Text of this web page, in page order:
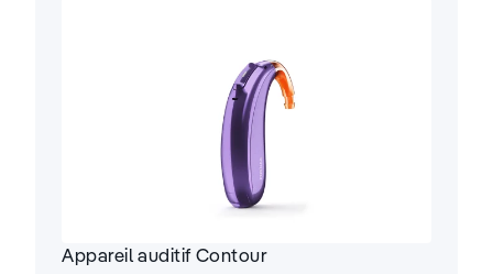
Appareil auditifContour